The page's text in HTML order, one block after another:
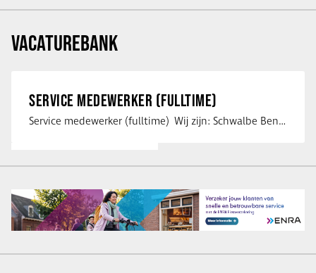
VACATUREBANK
SERVICE MEDEWERKER (FULLTIME)
Service medewerker (fulltime) Wij zijn: Schwalbe Benelux; merkeigenaar, …